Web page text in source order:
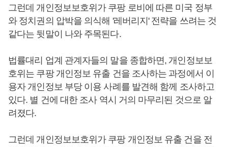
그런데 개인정보보호위가 쿠팡 로비에 따른 미국 정부
와 정치권의 압박을 의식해 '레버리지' 전략을 쓰려는 것
같다는 뒷말이 나와 주목된다.
법률대리 업계 관계자들의 말을 종합하면, 개인정보보
호위는 쿠팡 개인정보 유출 건을 조사하는 과정에서 이
용자 개인정보 부당 이용 사례를 발견해 함께 조사하고
있다. 별 건에 대한 조사 역시 거의 마무리된 것으로 알
려졌다.
그런데 개인정보보호위가 쿠팡 개인정보 유출 건을 전